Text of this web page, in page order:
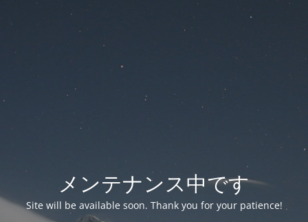
メンテナンス中です
Site will be available soon. Thank you for your patience!